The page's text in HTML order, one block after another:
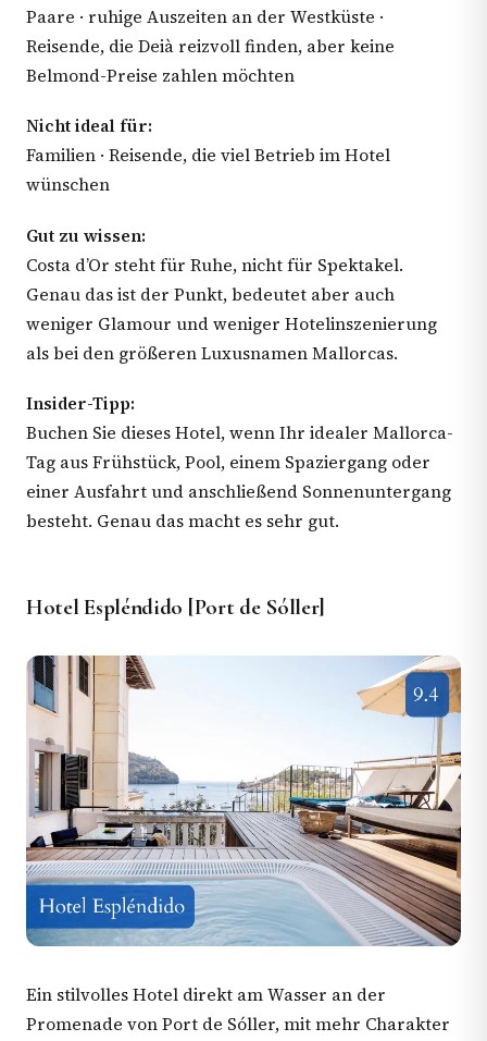
Paare · ruhige Auszeiten an der Westküste ·
Reisende, die Deià reizvoll finden, aber keine
Belmond-Preise zahlen möchten
Nicht ideal für:
Familien · Reisende, die viel Betrieb im Hotel
wünschen
Gut zu wissen:
Costa d’Or steht für Ruhe, nicht für Spektakel.
Genau das ist der Punkt, bedeutet aber auch
weniger Glamour und weniger Hotelinszenierung
als bei den größeren Luxusnamen Mallorcas.
Insider-Tipp:
Buchen Sie dieses Hotel, wenn Ihr idealer Mallorca-
Tag aus Frühstück, Pool, einem Spaziergang oder
einer Ausfahrt und anschließend Sonnenuntergang
besteht. Genau das macht es sehr gut.
Hotel Espléndido [Port de Sóller]
Ein stilvolles Hotel direkt am Wasser an der
Promenade von Port de Sóller, mit mehr Charakter